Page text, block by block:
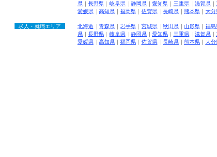
県 ｜ 長野県 ｜ 岐阜県 ｜ 静岡県 ｜ 愛知県 ｜ 三重県 ｜ 滋賀県 ｜
愛媛県 ｜ 高知県 ｜ 福岡県 ｜ 佐賀県 ｜ 長崎県 ｜ 熊本県 ｜ 大分
求人・就職エリア 北海道 ｜ 青森県 ｜ 岩手県 ｜ 宮城県 ｜ 秋田県 ｜ 山形県 ｜ 福島
県 ｜ 長野県 ｜ 岐阜県 ｜ 静岡県 ｜ 愛知県 ｜ 三重県 ｜ 滋賀県 ｜
愛媛県 ｜ 高知県 ｜ 福岡県 ｜ 佐賀県 ｜ 長崎県 ｜ 熊本県 ｜ 大分